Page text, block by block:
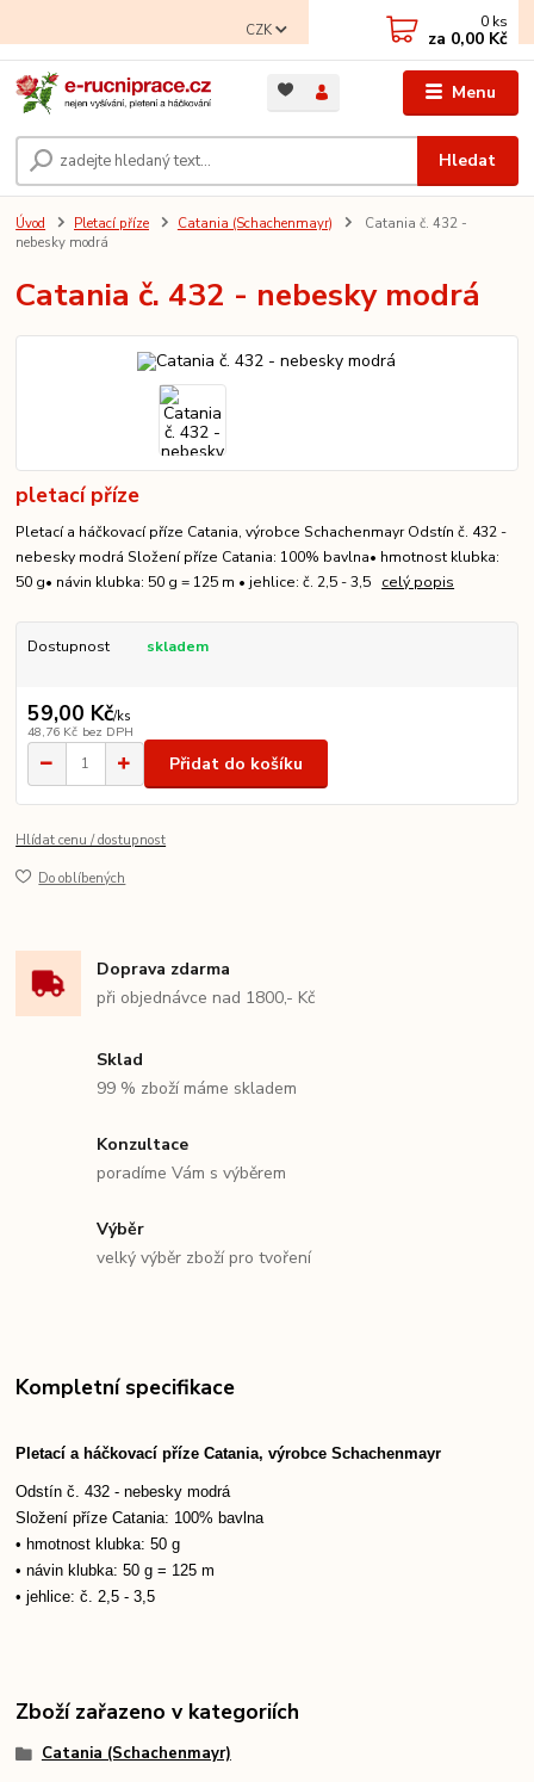
Menu
CZK
Hledat
0 ks
za 0,00 Kč
Úvod Pletací příze Catania (Schachenmayr)
Catania č. 432 -
nebesky modrá
Catania č. 432 - nebesky modrá
pletací příze
Pletací a háčkovací příze Catania, výrobce Schachenmayr Odstín č. 432 -
nebesky modrá Složení příze Catania: 100% bavlna• hmotnost klubka:
50 g• návin klubka: 50 g = 125 m • jehlice: č. 2,5 - 3,5 celý popis
Dostupnost skladem
59,00 Kč/ks
48,76 Kč bez DPH
Přidat do košíku
Hlídat cenu / dostupnost
Do oblíbených
Doprava zdarma
při objednávce nad 1800,- Kč
Sklad
99 % zboží máme skladem
Konzultace
poradíme Vám s výběrem
Výběr
velký výběr zboží pro tvoření
Kompletní specifikace
Pletací a háčkovací příze Catania, výrobce Schachenmayr
Odstín č. 432 - nebesky modrá
Složení příze Catania: 100% bavlna
• hmotnost klubka: 50 g
• návin klubka: 50 g = 125 m
• jehlice: č. 2,5 - 3,5
Zboží zařazeno v kategoriích
Catania (Schachenmayr)